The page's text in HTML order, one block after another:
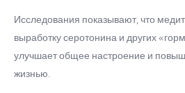
Исследования показывают, что
выработку серотонина и других
улучшает общее настроение и
жизнью.